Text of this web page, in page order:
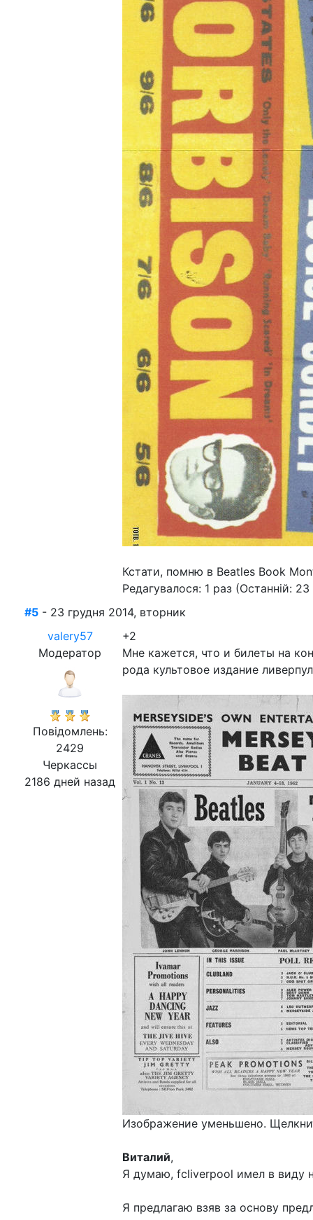
Кстати, помню в Beatles Book
Редагувалося: 1 раз (Останній:
#5 - 23 грудня 2014, вторник
valery57
Модератор
Повідомлень:
2429
Черкассы
2186 дней назад
+2
Мне кажется, что и билеты на
рода культовое издание
Изображение уменьшено.
Виталий,
Я думаю, fcliverpool имел в виду
Я предлагаю взяв за основу